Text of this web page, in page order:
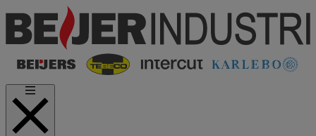
Hoppa
till
huvudinnehåll